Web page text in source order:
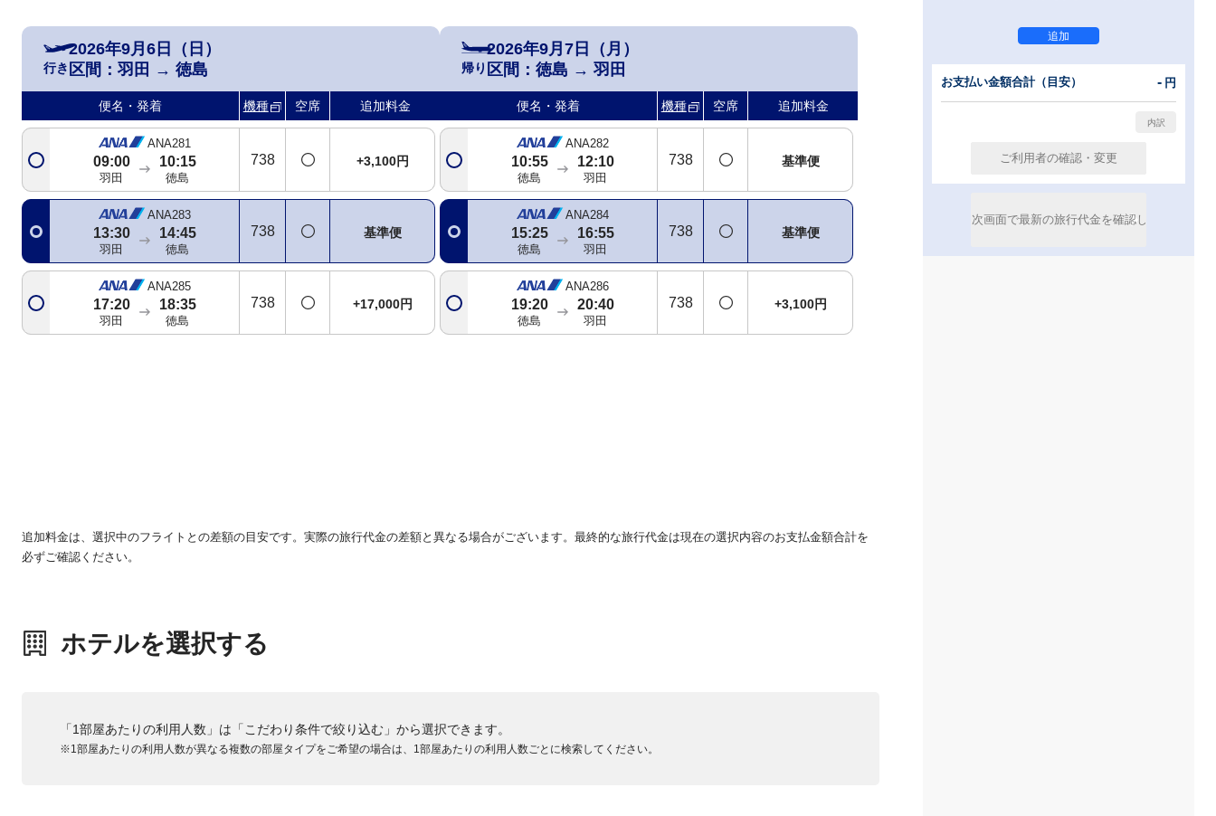
行き
2026年9月6日（日）
区間： 羽田 → 徳島
便名・発着 機種 空席 追加料金
ANA281
09:00
羽田
10:15
徳島
738 +3,100円
ANA283
13:30
羽田
14:45
徳島
738 基準便
ANA285
17:20
羽田
18:35
徳島
738 +17,000円
帰り
2026年9月7日（月）
区間： 徳島 → 羽田
便名・発着 機種 空席 追加料金
ANA282
10:55
徳島
12:10
羽田
738 基準便
ANA284
15:25
徳島
16:55
羽田
738 基準便
ANA286
19:20
徳島
20:40
羽田
738 +3,100円
追加料金は、選択中のフライトとの差額の目安です。実際の旅行代金の差額と異なる場合がございます。最終的な旅行代金は現在の選択内容のお支払金額合計を
必ずご確認ください。
ホテルを選択する
「1部屋あたりの利用人数」は「こだわり条件で絞り込む」から選択できます。
※1部屋あたりの利用人数が異なる複数の部屋タイプをご希望の場合は、1部屋あたりの利用人数ごとに検索してください。
お支払い金額合計（目安） - 円